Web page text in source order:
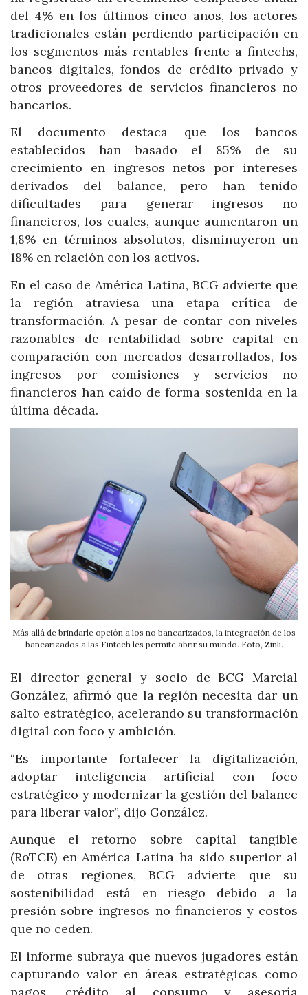
del 4% en los últimos cinco años, los actores
tradicionales están perdiendo participación en
los segmentos más rentables frente a fintechs,
bancos digitales, fondos de crédito privado y
otros proveedores de servicios financieros no
bancarios.
El documento destaca que los bancos
establecidos han basado el 85% de su
crecimiento en ingresos netos por intereses
derivados del balance, pero han tenido
dificultades para generar ingresos no
financieros, los cuales, aunque aumentaron un
1,8% en términos absolutos, disminuyeron un
18% en relación con los activos.
En el caso de América Latina, BCG advierte que
la región atraviesa una etapa crítica de
transformación. A pesar de contar con niveles
razonables de rentabilidad sobre capital en
comparación con mercados desarrollados, los
ingresos por comisiones y servicios no
financieros han caído de forma sostenida en la
última década.
Más allá de brindarle opción a los no bancarizados, la integración de los
bancarizados a las Fintech les permite abrir su mundo. Foto, Zinli.
El director general y socio de BCG Marcial
González, afirmó que la región necesita dar un
salto estratégico, acelerando su transformación
digital con foco y ambición.
“Es importante fortalecer la digitalización,
adoptar inteligencia artificial con foco
estratégico y modernizar la gestión del balance
para liberar valor”, dijo González.
Aunque el retorno sobre capital tangible
(RoTCE) en América Latina ha sido superior al
de otras regiones, BCG advierte que su
sostenibilidad está en riesgo debido a la
presión sobre ingresos no financieros y costos
que no ceden.
El informe subraya que nuevos jugadores están
capturando valor en áreas estratégicas como
pagos, crédito al consumo y asesoría